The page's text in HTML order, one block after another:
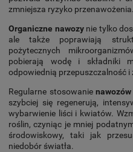
zmniejsza ryzyko przenawożenia.
Organiczne nawozynie tylko
ale także poprawiają
pożytecznych
pobierają wodę i składniki
odpowiednią przepuszczalność
Regularne stosowanie
szybciej się regenerują,
wybarwienie liści i kwiatów.
roślin, czyniąc je mniej
środowiskowy, taki jak
niedobór światła.